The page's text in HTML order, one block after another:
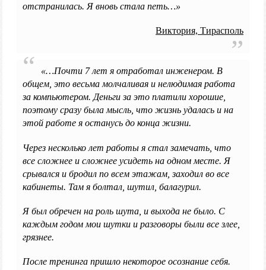
отстранилась. Я вновь стала петь…»
Виктория, Тирасполь
«…Почти 7 лет я отработал инженером. В
общем, это весьма молчаливая и нелюдимая работа
за компьютером. Деньги за это платили хорошие,
поэтому сразу была мысль, что жизнь удалась и на
этой работе я останусь до конца жизни.
Через несколько лет работы я стал замечать, что
все сложнее и сложнее усидеть на одном месте. Я
срывался и бродил по всем этажам, заходил во все
кабинеты. Там я болтал, шутил, балагурил.
Я был обречен на роль шута, и выхода не было. С
каждым годом мои шутки и разговоры были все злее,
грязнее.
После тренинга пришло некоторое осознание себя.